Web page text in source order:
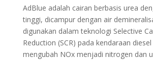
AdBlue adalah cairan berbasis urea
tinggi, dicampur dengan air
digunakan dalam teknologi Selective
Reduction (SCR) pada kendaraan
mengubah NOx menjadi nitrogen dan